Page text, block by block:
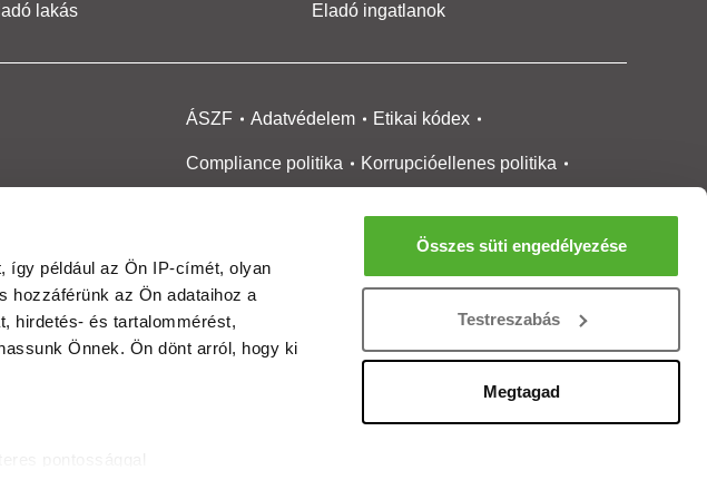
így például az Ön IP-címét, olyan
hozzáférünk az Ön adataihoz a
hirdetés- és tartalommérést,
Önnek. Ön dönt arról, hogy ki
Összes süti engedélyezése
Testreszabás
Megtagad
lakás Eladó ingatlanok
ÁSZF Adatvédelem Etikai kódex
Compliance politika Korrupcióellenes politika
Médiaajánlat
Ingatlanközvetítőknek
Magánszemélyeknek
Új építésű lakások
Tartalommoderálási jelentés